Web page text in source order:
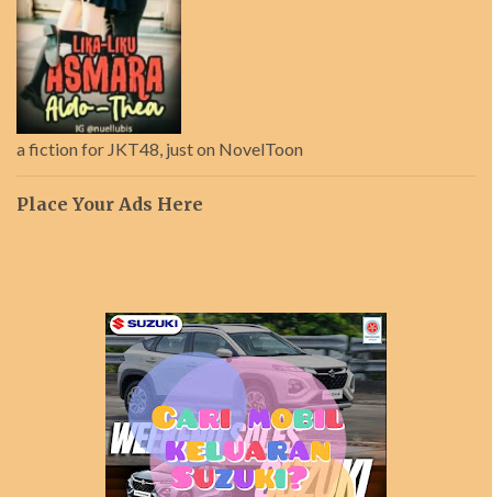
a fiction for JKT48, just on NovelToon
Place Your Ads Here